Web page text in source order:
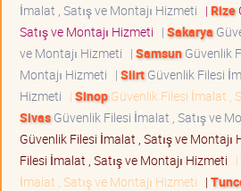
İmalat , Satış ve Montajı Hizmeti | Rize
Satış ve Montajı Hizmeti | Sakarya
ve Montajı Hizmeti | SamsunGüvenlik
Montajı Hizmeti | SiirtGüvenlik Filesi
Hizmeti | SinopGüvenlik Filesi İmalat ,
SivasGüvenlik Filesi İmalat , Satış ve
Güvenlik Filesi İmalat , Satış ve Montajı
Filesi İmalat , Satış ve Montajı Hizmeti |
İmalat , Satış ve Montajı Hizmeti |